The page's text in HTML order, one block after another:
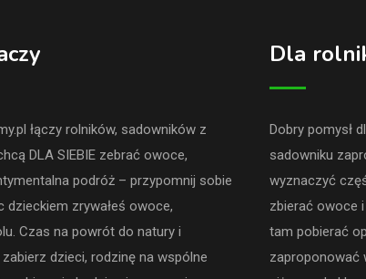
łączy rolników, sadowników z
DLA SIEBIE zebrać owoce,
podróż – przypomnij sobie
dzieckiem zrywałeś owoce,
Czas na powrót do natury i
dzieci, rodzinę na wspólne
Dla
Dobry pomysł
sadowniku
wyznaczyć
zbierać owoce
tam pobierać
zaproponować